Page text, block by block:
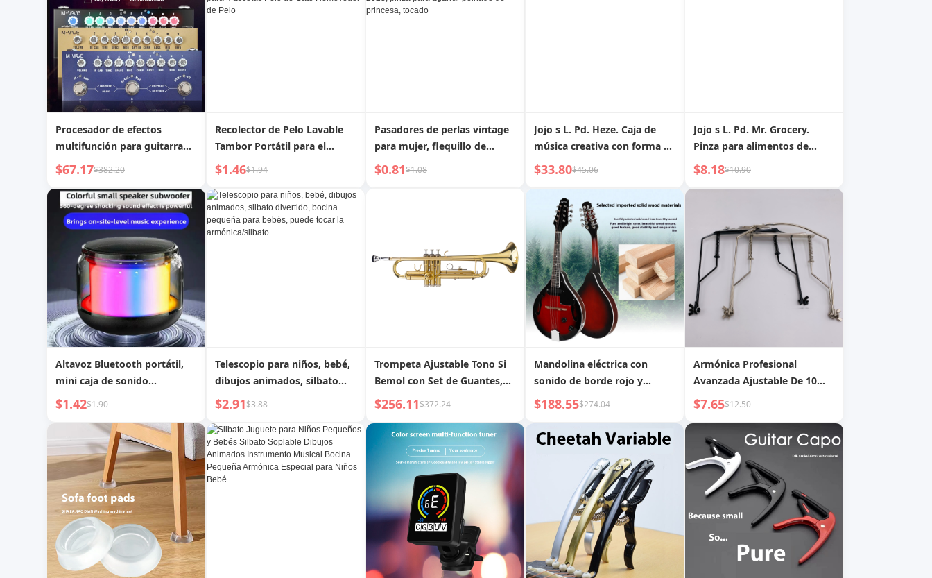
Procesador de efectos
multifunción para guitarra
acústica, eléctrica y bajo
$67.17$382.20
Recolector de Pelo Lavable
Tambor Portátil para el
Hogar Eliminación de Pelo de
Ropa Adhesivo Removedor
de Polvo para Mascotas Pelo
de Gato Removedor de Pelo
$1.46$1.94
Pasadores de perlas vintage
para mujer, flequillo de
trompeta, mechones
rasgados, pinza lateral,
$0.81$1.08
Jojo s L. Pd. Heze. Caja de
música creativa con forma de
gato tocando el piano,
decoración con péndulo |
$33.80$45.06
Jojo s L. Pd. Mr. Grocery.
Pinza para alimentos de
acero inoxidable 316,
especial para filetes fritos |
$8.18$10.90
Altavoz Bluetooth portátil,
mini caja de sonido
inalámbrica, colorida,
multifuncional, luz de
ambiente, cañón de graves,
serie transparente
$1.42$1.90
Telescopio para niños, bebé,
dibujos animados, silbato
divertido, bocina pequeña
para bebés, puede tocar la
armónica/silbato
$2.91$3.88
Trompeta Ajustable Tono Si
Bemol con Set de Guantes,
Dorada
$256.11$372.24
Mandolina eléctrica con
sonido de borde rojo y
negro, guitarra de ocho
cuerdas, piano
$188.55$274.04
Armónica Profesional
Avanzada Ajustable De 10
Agujeros Para Tocar
$7.65$12.50